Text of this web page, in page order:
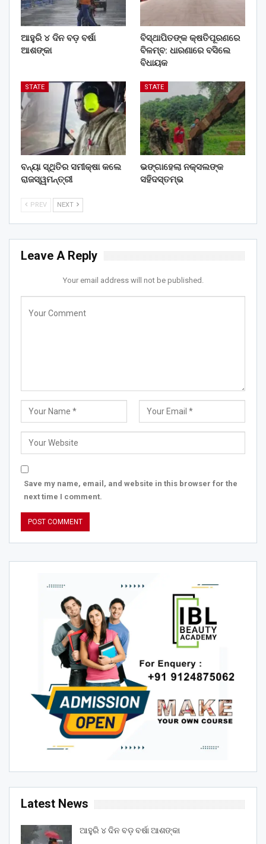
ଆହୁରି ୪ ଦିନ ବଡ଼ ବର୍ଷା
ଆଶଙ୍କା
ବିସ୍ଥାପିତଙ୍କ କ୍ଷତିପୂରଣରେ
ବିଳମ୍ବ: ଧାରଣାରେ ବସିଲେ
ବିଧାୟକ
STATE
ବନ୍ୟା ସ୍ଥିତିର ସମୀକ୍ଷା କଲେ
ରାଜସ୍ୱମନ୍ତ୍ରୀ
STATE
ଭଙ୍ଗାହେଲା ନକ୍ସଲଙ୍କ
ସହିଦସ୍ତମ୍ଭ
PREV NEXT
Leave A Reply
Your email address will not be published.
Save my name, email, and website in this browser for the
next time I comment.
Latest News
ଆହୁରି ୪ ଦିନ ବଡ଼ ବର୍ଷା ଆଶଙ୍କା